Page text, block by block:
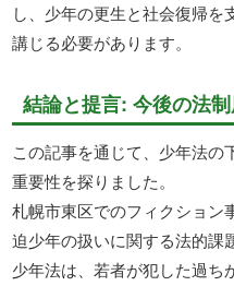
し、少年の更生と社会復帰
講じる必要があります。
結論と提言: 今後の法
この記事を通じて、少年法
重要性を探りました。
札幌市東区でのフィクション
迫少年の扱いに関する法的課
少年法は、若者が犯した過ち